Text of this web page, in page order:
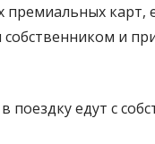
карт,
собственником и
поездку едут с